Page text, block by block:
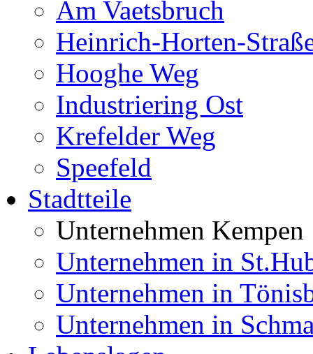
Am Vaetsbruch
Heinrich-Horten-
Hooghe Weg
Industriering Ost
Krefelder Weg
Speefeld
Stadtteile
Unternehmen Kempen
Unternehmen in
Unternehmen in
Unternehmen in